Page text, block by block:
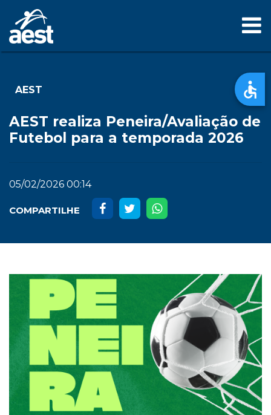
AEST
AEST realiza Peneira/Avaliação de
Futebol para a temporada 2026
05/02/2026 00:14
COMPARTILHE